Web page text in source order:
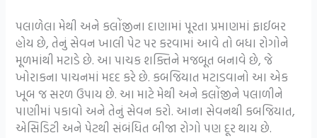
પલાળેલા મેથી અને કલોંજીના દાણામાં પૂરતા પ્રમાણમાં ફાઈબર
હોય છે, તેનું સેવન ખાલી પેટ પર કરવામાં આવે તો બધા રોગોને
મૂળમાંથી મટાડે છે. આ પાચક શક્તિને મજબૂત બનાવે છે, જે
ખોરાકના પાચનમાં મદદ કરે છે. કબજિયાત મટાડવાનો આ એક
ખૂબ જ સરળ ઉપાય છે. આ માટે મેથી અને કલોંજીને પલાળીને
પાણીમાં પકાવો અને તેનું સેવન કરો. આના સેવનથી કબજિયાત,
એસિડિટી અને પેટથી સંબંધિત બીજા રોગો પણ દૂર થાય છે.